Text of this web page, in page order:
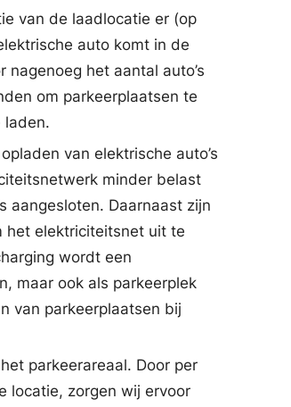
van de laadlocatie er (op
auto komt in de
het aantal auto’s
om parkeerplaatsen te
laden.
van elektrische auto’s
minder belast
Daarnaast zijn
het elektriciteitsnet uit te
wordt een
maar ook als parkeerplek
van parkeerplaatsen bij
parkeerareaal. Door per
locatie, zorgen wij ervoor